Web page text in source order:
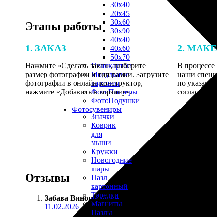
30х40
20х45
30х60
30х90
40х40
40х60
50х70
Пенокартон
Модульные
картины
ФотоПостеры
ФотоПодушки
Фотоcувениры
Значки
Коврик
для
мыши
Кружки
Новогодние
шары
Пазл
картонный
Тарелки
Магниты
Пазлы
Этапы работы
1. ЗАКАЗ
Нажмите «Сделать заказ», выберите
размер фотографии и тип рамки. Загрузите
фотографии в онлайн-конструктор,
нажмите «Добавить в корзину».
2.
В процессе
наши
по
Отзывы
Забава Виноградова :
11.02.2026